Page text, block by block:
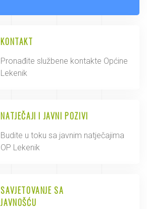
KONTAKT
Pronađite službene kontakte Općine
Lekenik
NATJEČAJI I JAVNI POZIVI
Budite u toku sa javnim natječajima
OP Lekenik
SAVJETOVANJE SA
JAVNOŠĆU